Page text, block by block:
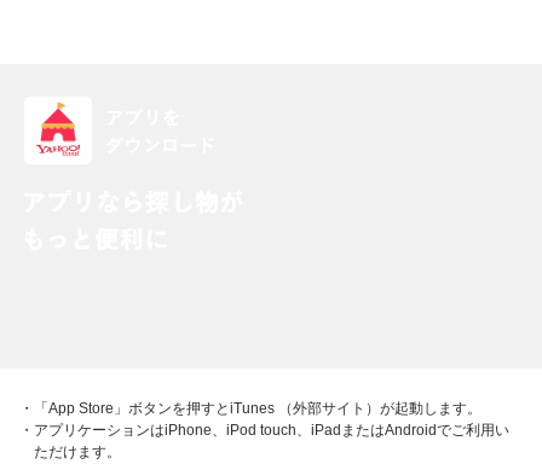
・「App Store」ボタンを押すとiTunes （外部サイト）が起動します。
・アプリケーションはiPhone、iPod touch、iPadまたはAndroidでご利用い
ただけます。